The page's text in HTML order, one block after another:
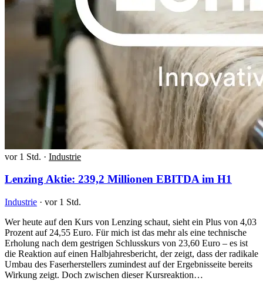
vor 1 Std. · Industrie
Lenzing Aktie: 239,2 Millionen EBITDA im H1
Industrie · vor 1 Std.
Wer heute auf den Kurs von Lenzing schaut, sieht ein Plus von 4,03
Prozent auf 24,55 Euro. Für mich ist das mehr als eine technische
Erholung nach dem gestrigen Schlusskurs von 23,60 Euro – es ist
die Reaktion auf einen Halbjahresbericht, der zeigt, dass der radikale
Umbau des Faserherstellers zumindest auf der Ergebnisseite bereits
Wirkung zeigt. Doch zwischen dieser Kursreaktion…